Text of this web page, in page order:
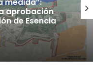
aprobación
de Esencia